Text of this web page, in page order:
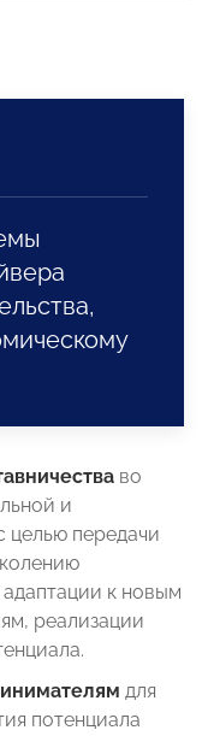
во
и
целью передачи
к новым
реализации
для
потенциала